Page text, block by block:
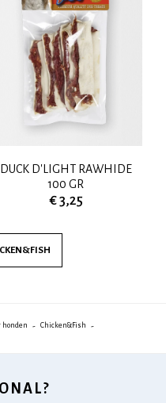
DUCK D'LIGHT RAWHIDE
100 GR
€ 3,25
honden
Chicken&Fish